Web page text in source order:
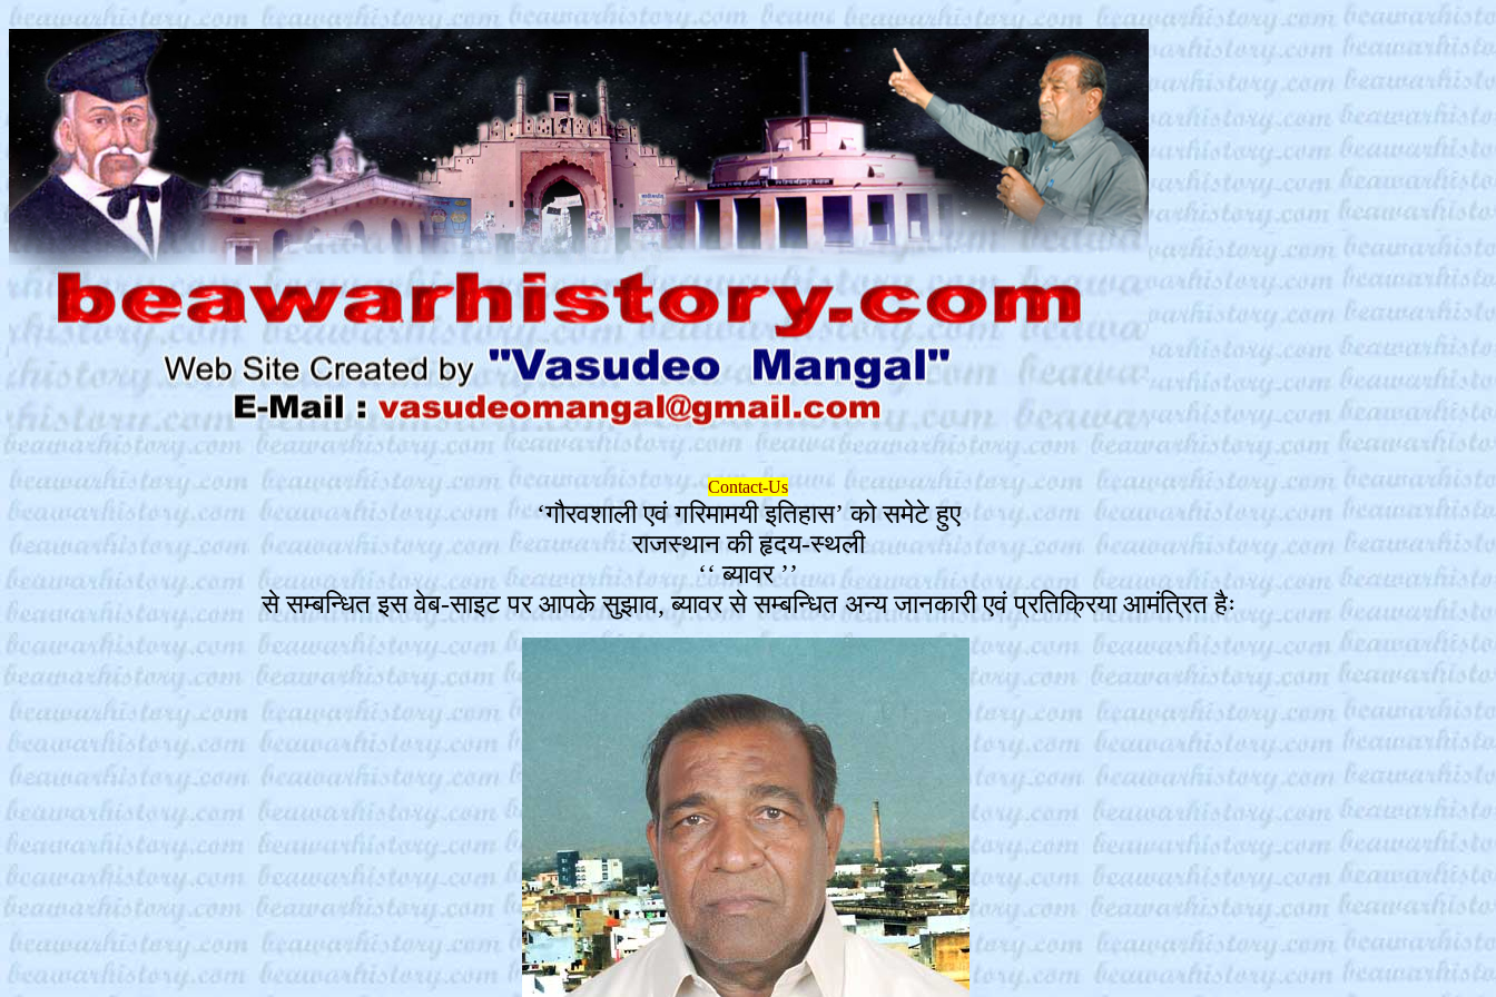
Contact-Us
‘गौरवशाली एवं गरिमामयी इतिहास’ को समेटे हुए
राजस्थान की हृदय-स्थली
‘‘ ब्यावर ’’
से सम्बन्धित इस वेब-साइट पर आपके सुझाव, ब्यावर से सम्बन्धित अन्य जानकारी एवं प्रतिक्रिया आमंत्रित हैः